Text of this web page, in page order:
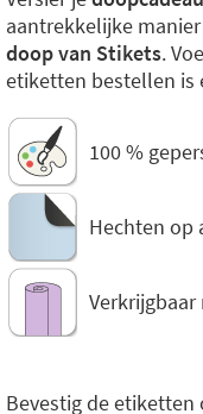
aantrekkelijke
doop van Stikets.
etiketten bestellen is
100 %
Hechten op
Bevestig de etiketten